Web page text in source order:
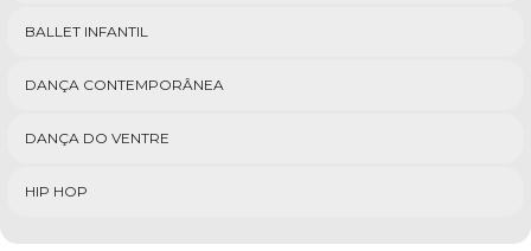
BALLET INFANTIL
DANÇA CONTEMPORÂNEA
DANÇA DO VENTRE
HIP HOP